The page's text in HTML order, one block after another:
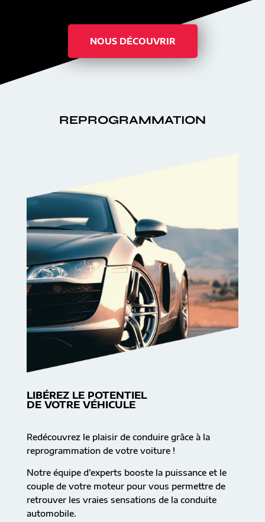
NOUS DÉCOUVRIR
REPROGRAMMATION
LIBÉREZ LE POTENTIEL
DE VOTRE VÉHICULE
Redécouvrez le plaisir de conduire grâce à la
reprogrammation de votre voiture !
Notre équipe d’experts booste la puissance et le
couple de votre moteur pour vous permettre de
retrouver les vraies sensations de la conduite
automobile.